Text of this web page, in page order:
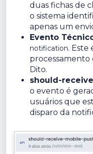
duas fichas de
o sistema
apenas um
Evento
notification. Este
processamento
Dito.
should-
o evento é
usuários que
disparo da